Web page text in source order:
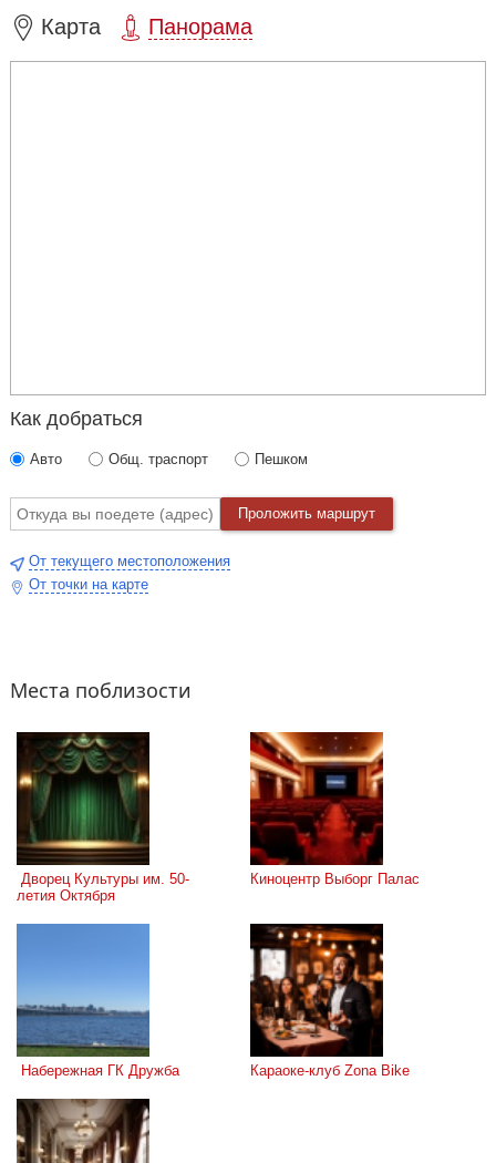
коллективом, родившимся в этом здании, стал народный
театр.Карта Панорама
Как добраться
Авто Общ. траспорт Пешком
Проложить маршрут
От текущего местоположения
От точки на карте
Места поблизости
летия Октября
Киноцентр Выборг Палас
Набережная ГК Дружба Караоке-клуб Zona Bike